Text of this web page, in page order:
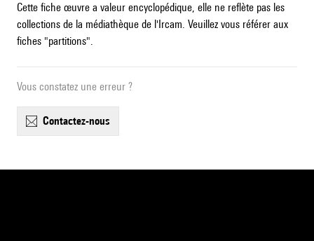
Cette fiche œuvre a valeur encyclopédique, elle ne reflète pas les
collections de la médiathèque de l'Ircam. Veuillez vous référer aux
fiches "partitions".
Vous constatez une erreur ?
contactez-nous